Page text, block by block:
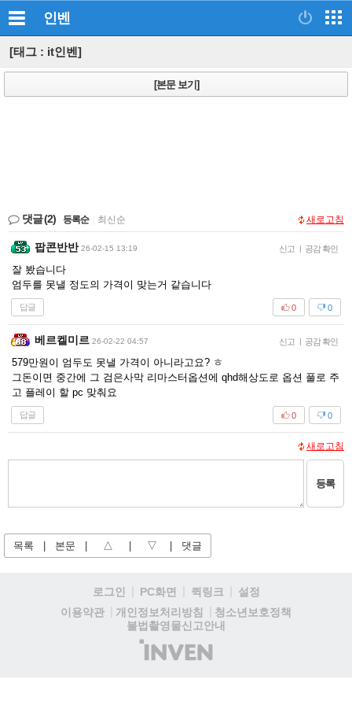
인벤
[태그 : it인벤]
[본문 보기]
댓글(2) 등록순 최신순 새로고침
팝콘반반 26-02-15 13:19 신고 | 공감 확인
잘 봤습니다
엄두를 못낼 정도의 가격이 맞는거 같습니다
답글 0
0
베르켈미르 26-02-22 04:57 신고 | 공감 확인
579만원이 엄두도 못낼 가격이 아니라고요? ㅎ
그돈이면 중간에 그 검은사막 리마스터옵션에 qhd해상도로 옵션 풀로 주
고 플레이 할 pc 맞춰요
답글 0
0
새로고침
등록
목록 본문 △ ▽ 댓글
로그인 PC화면 퀵링크
설정
이용약관
개인정보처리방침
청소년보호정책
불법촬영물신고안내
(주)
인